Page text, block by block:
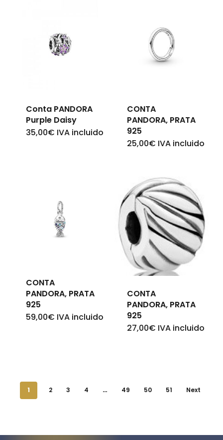
Nenhum produto no
carrinho.
Conta PANDORA
Purple Daisy
35,00€ IVA incluido
CONTA
PANDORA, PRATA
925
25,00€ IVA incluido
CONTA
PANDORA, PRATA
925
59,00€ IVA incluido
CONTA
PANDORA, PRATA
925
27,00€ IVA incluido
1 2 3 4 … 49 50 51 Next